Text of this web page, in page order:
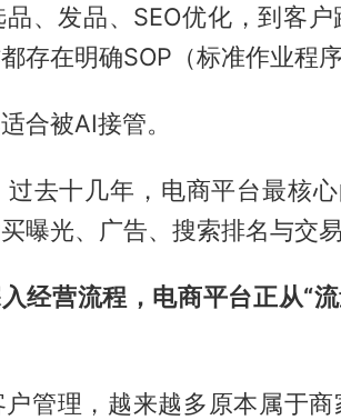
、发品、SEO优化，到客
存在明确SOP（标准作业程序
合被AI接管。
去十几年，电商平台最核
光、广告、搜索排名与交易
经营流程，电商平台正从“
管理，越来越多原本属于